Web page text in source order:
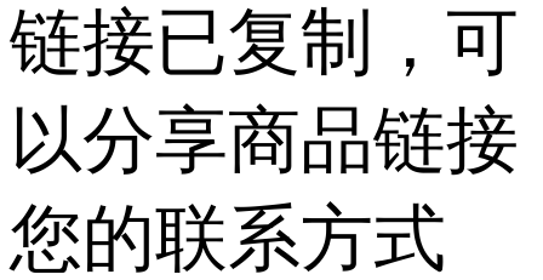
链接已复制，可
以分享商品链接
您的联系方式